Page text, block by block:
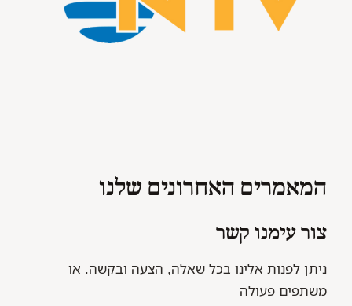
המאמרים האחרונים שלנו
צור עימנו קשר
ניתן לפנות אלינו בכל שאלה, הצעה ובקשה. או
משתפים פעולה